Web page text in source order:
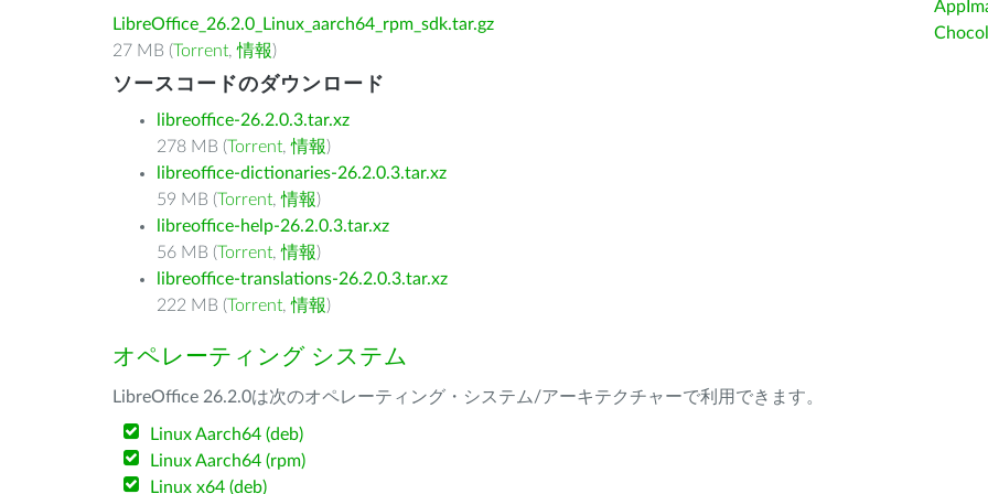
LibreOffice_26.2.0_Linux_aarch64_rpm_sdk.tar.gz
27 MB (Torrent,情報)
ソースコードのダウンロード
libreoffice-26.2.0.3.tar.xz
278 MB (Torrent,情報)
libreoffice-dictionaries-26.2.0.3.tar.xz
59 MB (Torrent,情報)
libreoffice-help-26.2.0.3.tar.xz
56 MB (Torrent,情報)
libreoffice-translations-26.2.0.3.tar.xz
222 MB (Torrent,情報)
オペレーティング システム
LibreOffice 26.2.0は次のオペレーティング・システム/アーキテクチャーで利用できます。
Linux Aarch64 (deb)
Linux Aarch64 (rpm)
Linux x64 (deb)